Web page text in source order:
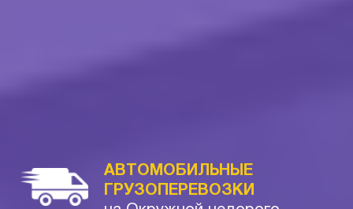
АВТОМОБИЛЬНЫЕ
ГРУЗОПЕРЕВОЗКИ